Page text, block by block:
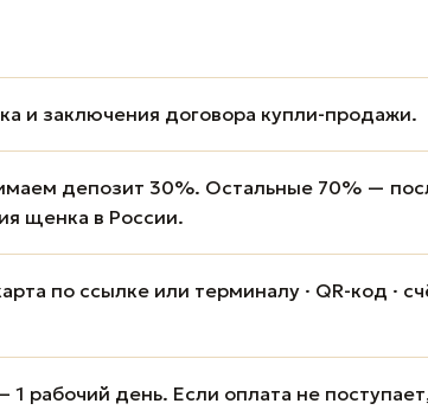
и заключения договора купли-продажи.
депозит 30%. Остальные 70% —
щенка в России.
по ссылке или терминалу · QR-код ·
рабочий день. Если оплата не